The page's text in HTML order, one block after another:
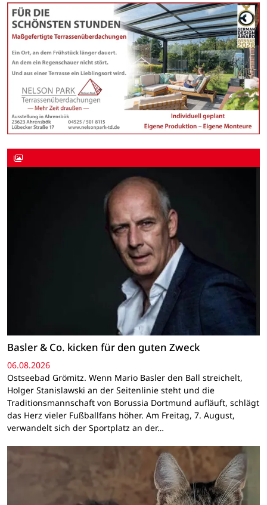
Basler & Co. kicken für den guten Zweck
06.08.2026
Ostseebad Grömitz. Wenn Mario Basler den Ball streichelt,
Holger Stanislawski an der Seitenlinie steht und die
Traditionsmannschaft von Borussia Dortmund aufläuft, schlägt
das Herz vieler Fußballfans höher. Am Freitag, 7. August,
verwandelt sich der Sportplatz an der…